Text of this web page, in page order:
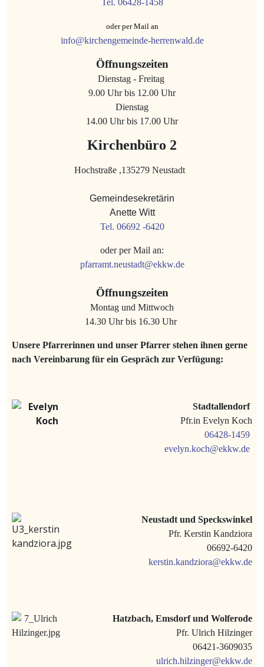
Tel. 06428-1458
oder per Mail an
info@kirchengemeinde-herrenwald.de
Öffnungszeiten
Dienstag - Freitag
9.00 Uhr bis 12.00 Uhr
Dienstag
14.00 Uhr bis 17.00 Uhr
Kirchenbüro 2
Hochstraße ,135279 Neustadt
Gemeindesekretärin
Anette Witt
Tel. 06692 -6420
oder per Mail an:
pfarramt.neustadt@ekkw.de
Öffnungszeiten
Montag und Mittwoch
14.30 Uhr bis 16.30 Uhr
Unsere Pfarrerinnen und unser Pfarrer stehen ihnen gerne
nach Vereinbarung für ein Gespräch zur Verfügung:
Stadtallendorf
Pfr.in Evelyn Koch
06428-1459
evelyn.koch@ekkw.de
Neustadt und Speckswinkel
Pfr. Kerstin Kandziora
06692-6420
kerstin.kandziora@ekkw.de
Hatzbach, Emsdorf und Wolferode
Pfr. Ulrich Hilzinger
06421-3609035
ulrich.hilzinger@ekkw.de